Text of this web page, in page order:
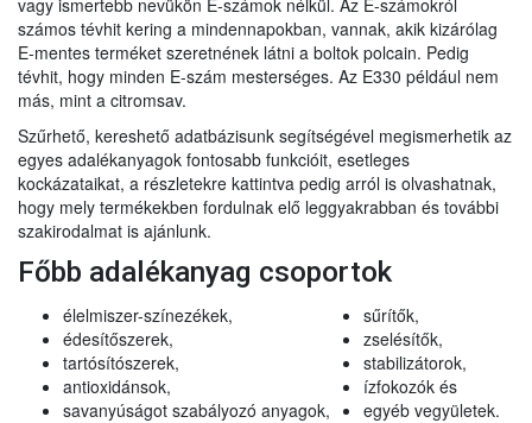
számos tévhit kering a mindennapokban, vannak, akik kizárólag
E-mentes terméket szeretnének látni a boltok polcain. Pedig
tévhit, hogy minden E-szám mesterséges. Az E330 például nem
más, mint a citromsav.
Szűrhető, kereshető adatbázisunk segítségével megismerhetik az
egyes adalékanyagok fontosabb funkcióit, esetleges
kockázataikat, a részletekre kattintva pedig arról is olvashatnak,
hogy mely termékekben fordulnak elő leggyakrabban és további
szakirodalmat is ajánlunk.
Főbb adalékanyag csoportok
élelmiszer-színezékek,
édesítőszerek,
tartósítószerek,
antioxidánsok,
savanyúságot szabályozó anyagok,
sűrítők,
zselésítők,
stabilizátorok,
ízfokozók és
egyéb vegyületek.